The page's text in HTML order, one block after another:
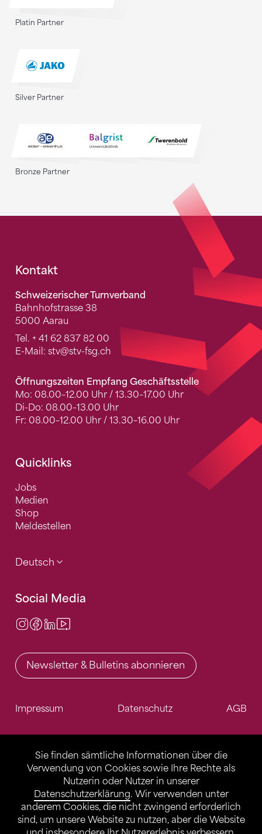
Sie finden sämtliche Informationen über die
Verwendung von Cookies sowie Ihre Rechte als
Nutzerin oder Nutzer in unserer
Datenschutzerklärung. Wir verwenden unter
anderem Cookies, die nicht zwingend erforderlich
sind, um unsere Website zu nutzen, aber die Website
Platin Partner
Silver Partner
Bronze Partner
Fusszeile
Kontakt
Schweizerischer Turnverband
Bahnhofstrasse 38
5000 Aarau
Tel. + 41 62 837 82 00
E-Mail: stv@stv-fsg.ch
Öffnungszeiten Empfang Geschäftsstelle
Mo: 08.00–12.00 Uhr / 13.30–17.00 Uhr
Di-Do: 08.00–13.00 Uhr
Fr: 08.00–12.00 Uhr / 13.30–16.00 Uhr
Quicklinks
Jobs
Medien
Shop
Meldestellen
Deutsch
Social Media
Instagram
Facebook
LinkedIn
Newsletter & Bulletins abonnieren
Impressum Datenschutz AGB